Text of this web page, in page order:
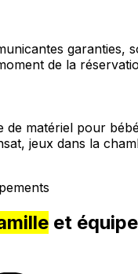
garanties,
de la
de matériel pour
jeux dans la
et